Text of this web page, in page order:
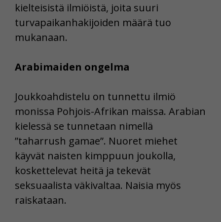
kielteisistä ilmiöistä, joita suuri
turvapaikanhakijoiden määrä tuo
mukanaan.
Arabimaiden ongelma
Joukkoahdistelu on tunnettu ilmiö
monissa Pohjois-Afrikan maissa. Arabian
kielessä se tunnetaan nimellä
”taharrush gamae”. Nuoret miehet
käyvät naisten kimppuun joukolla,
koskettelevat heitä ja tekevät
seksuaalista väkivaltaa. Naisia myös
raiskataan.